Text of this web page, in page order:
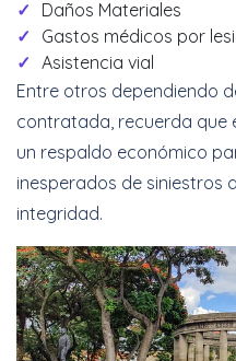
Daños Materiales
Gastos médicos por
Asistencia vial
Entre otros dependiendo
contratada, recuerda que
un respaldo económico
inesperados de siniestros
integridad.